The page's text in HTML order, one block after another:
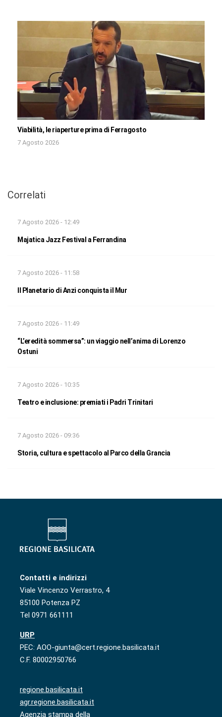
Viabilità, le riaperture prima di Ferragosto
7 Agosto 2026
Correlati
7 Agosto 2026 - 12:49
Majatica Jazz Festival a Ferrandina
7 Agosto 2026 - 11:58
Il Planetario di Anzi conquista il Mur
7 Agosto 2026 - 11:49
“L’eredità sommersa”: un viaggio nell’anima di Lorenzo
Ostuni
7 Agosto 2026 - 10:35
Teatro e inclusione: premiati i Padri Trinitari
7 Agosto 2026 - 09:36
Storia, cultura e spettacolo al Parco della Grancia
Contatti e indirizzi
Viale Vincenzo Verrastro, 4
85100 Potenza PZ
Tel 0971 661111
URP
PEC: AOO-giunta@cert.regione.basilicata.it
C.F. 80002950766
regione.basilicata.it
agr.regione.basilicata.it
Agenzia stampa della